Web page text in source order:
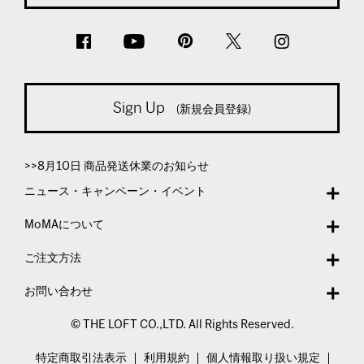
Sign Up (新規会員登録)
>>8月10日 商品発送休業のお知らせ
ニュース・キャンペーン・イベント
MoMAについて
ご注文方法
お問い合わせ
© THE LOFT CO.,LTD. All Rights Reserved.
特定商取引法表示 利用規約 個人情報取り扱い規定